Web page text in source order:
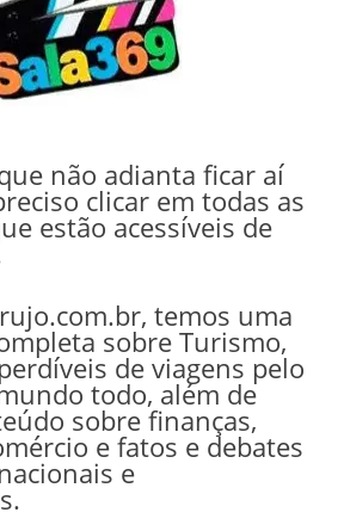
não adianta ficar aí
clicar em todas as
estão acessíveis de
temos uma
sobre Turismo,
de viagens pelo
todo, além de
sobre finanças,
e fatos e debates
e